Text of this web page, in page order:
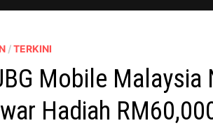
/TERKINI
Mobile
Hadiah